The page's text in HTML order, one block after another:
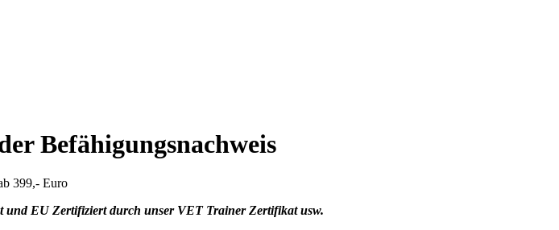
Befähigungsnachweis
399,- Euro
und EU Zertifiziert durch unser VET Trainer Zertifikat usw.